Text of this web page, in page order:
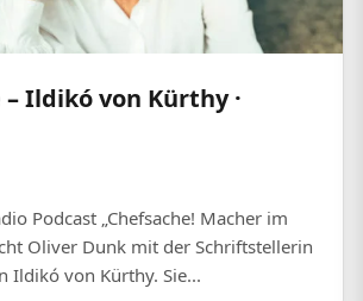
– Ildikó von Kürthy ·
Podcast „Chefsache! Macher im
Oliver Dunk mit der Schriftstellerin
Ildikó von Kürthy. Sie...